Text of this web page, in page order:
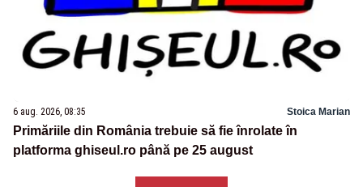
6 aug. 2026, 08:35 Stoica Marian
Primăriile din România trebuie să fie înrolate în
platforma ghiseul.ro până pe 25 august